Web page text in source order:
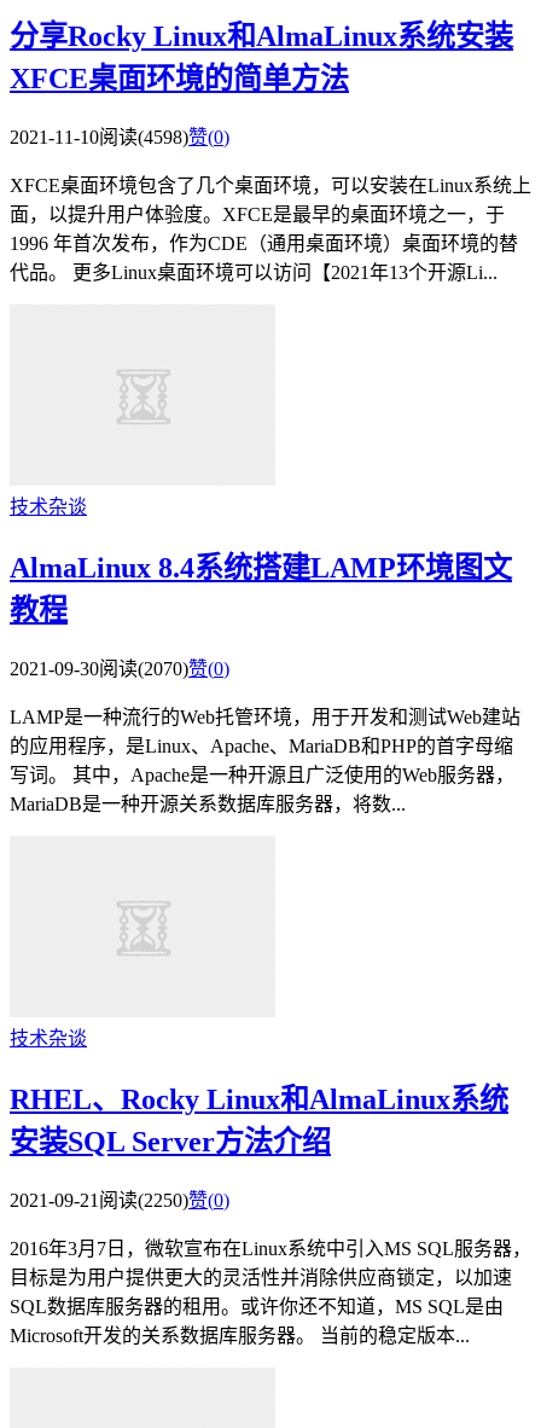
分享Rocky Linux和AlmaLinux系统安装
XFCE桌面环境的简单方法
2021-11-10阅读(4598)赞(0)
XFCE桌面环境包含了几个桌面环境，可以安装在Linux系统上
面，以提升用户体验度。XFCE是最早的桌面环境之一，于
1996 年首次发布，作为CDE（通用桌面环境）桌面环境的替
代品。 更多Linux桌面环境可以访问【2021年13个开源Li...
技术杂谈
AlmaLinux 8.4系统搭建LAMP环境图文
教程
2021-09-30阅读(2070)赞(0)
LAMP是一种流行的Web托管环境，用于开发和测试Web建站
的应用程序，是Linux、Apache、MariaDB和PHP的首字母缩
写词。 其中，Apache是一种开源且广泛使用的Web服务器，
MariaDB是一种开源关系数据库服务器，将数...
技术杂谈
RHEL、Rocky Linux和AlmaLinux系统
安装SQL Server方法介绍
2021-09-21 阅读(2250)赞(0)
2016年3月7日，微软宣布在Linux系统中引入MS SQL服务器，
目标是为用户提供更大的灵活性并消除供应商锁定，以加速
SQL数据库服务器的租用。或许你还不知道，MS SQL是由
Microsoft开发的关系数据库服务器。 当前的稳定版本...